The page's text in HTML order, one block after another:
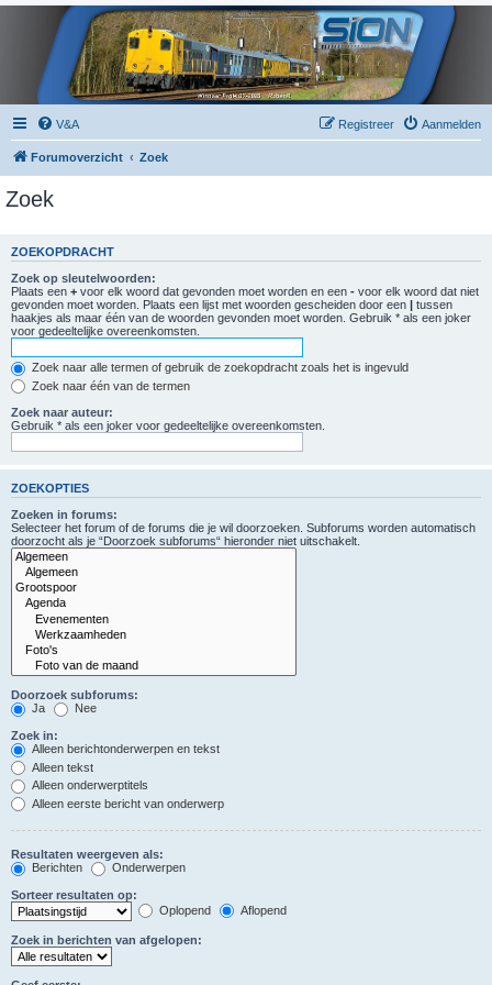
V&A Aanmelden
Registreer
Forumoverzicht Zoek
Zoek
ZOEKOPDRACHT
Zoek op sleutelwoorden:
Plaats een + voor elk woord dat gevonden moet worden en een - voor elk woord dat niet
gevonden moet worden. Plaats een lijst met woorden gescheiden door een | tussen
haakjes als maar één van de woorden gevonden moet worden. Gebruik * als een joker
voor gedeeltelijke overeenkomsten.
Zoek naar alle termen of gebruik de zoekopdracht zoals het is ingevuld
Zoek naar één van de termen
Zoek naar auteur:
Gebruik * als een joker voor gedeeltelijke overeenkomsten.
ZOEKOPTIES
Zoeken in forums:
Selecteer het forum of de forums die je wil doorzoeken. Subforums worden automatisch
doorzocht als je “Doorzoek subforums“ hieronder niet uitschakelt.
Doorzoek subforums:
Ja
Nee
Zoek in:
Alleen berichtonderwerpen en tekst
Alleen tekst
Alleen onderwerptitels
Alleen eerste bericht van onderwerp
Resultaten weergeven als:
Berichten
Onderwerpen
Sorteer resultaten op:
Oplopend
Aflopend
Zoek in berichten van afgelopen: